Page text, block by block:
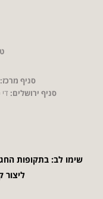
סניף מרכז:
סניף ירושלים:די
שימו לב: בתקופות